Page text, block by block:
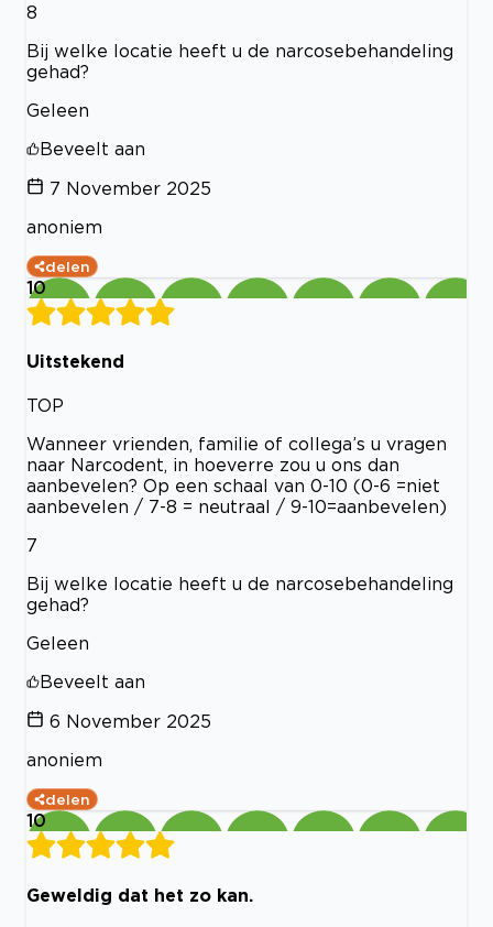
8
Bij welke locatie heeft u de narcosebehandeling
gehad?
Geleen
Beveelt aan
7 November 2025
anoniem
delen
10
Uitstekend
TOP
Wanneer vrienden, familie of collega’s u vragen
naar Narcodent, in hoeverre zou u ons dan
aanbevelen? Op een schaal van 0-10 (0-6 =niet
aanbevelen / 7-8 = neutraal / 9-10=aanbevelen)
7
Bij welke locatie heeft u de narcosebehandeling
gehad?
Geleen
Beveelt aan
6 November 2025
anoniem
delen
10
Geweldig dat het zo kan.